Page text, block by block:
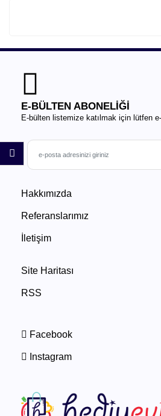
E-BÜLTEN ABONELİĞİ
E-bülten listemize katılmak için lütfen
Hakkımızda
Referanslarımız
İletişim
Site Haritası
RSS
Facebook
Instagram